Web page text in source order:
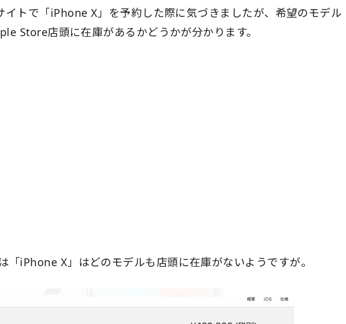
イトで「iPhone X」を予約した際に気づきましたが、希望のモデル
Store店頭に在庫があるかどうかが分かります。
「iPhone X」はどのモデルも店頭に在庫がないようですが。